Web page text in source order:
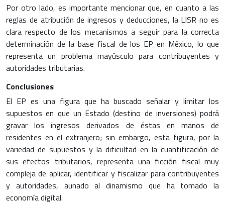
Por otro lado, es importante mencionar que, en cuanto a las
reglas de atribución de ingresos y deducciones, la LISR no es
clara respecto de los mecanismos a seguir para la correcta
determinación de la base fiscal de los EP en México, lo que
representa un problema mayúsculo para contribuyentes y
autoridades tributarias.
Conclusiones
El EP es una figura que ha buscado señalar y limitar los
supuestos en que un Estado (destino de inversiones) podrá
gravar los ingresos derivados de éstas en manos de
residentes en el extranjero; sin embargo, esta figura, por la
variedad de supuestos y la dificultad en la cuantificación de
sus efectos tributarios, representa una ficción fiscal muy
compleja de aplicar, identificar y fiscalizar para contribuyentes
y autoridades, aunado al dinamismo que ha tomado la
economía digital.